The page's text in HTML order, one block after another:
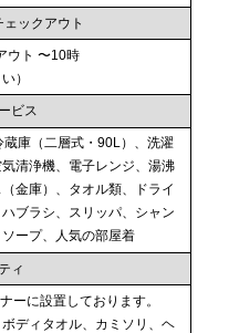
ックアウト
ウト 〜10時
）
ビス
庫（二層式・90L）、洗濯
清浄機、 電子レンジ、湯沸
金庫）、 タオル類、ドライ
ハブラシ、スリッパ、シャン
ープ、人気の部屋着
ィ
ーに設置しております。
ディタオル、カミソリ、ヘ